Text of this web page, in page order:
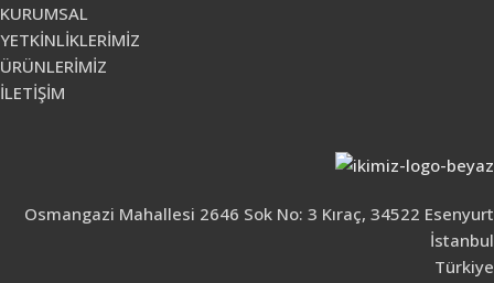
KURUMSAL
YETKİNLİKLERİMİZ
ÜRÜNLERİMİZ
İLETİŞİM
Osmangazi Mahallesi 2646 Sok No: 3 Kıraç, 34522 Esenyurt
İstanbul
Türkiye